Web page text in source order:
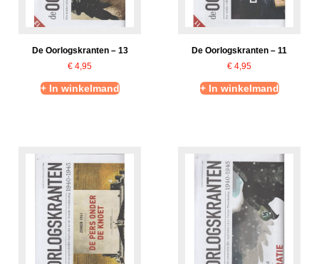
De Oorlogskranten – 13
€ 4,95
+ In winkelmand
De Oorlogskranten – 11
€ 4,95
+ In winkelmand